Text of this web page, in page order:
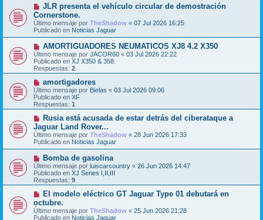
e
m
e
n
s
a
e
N
e
v
o
m
e
n
s
a
j
e
JLR presenta el vehículo circular de demostración
Cornerstone.
Último mensaje por TheShadow « 07 Jul 2026 16:25
Publicado en Noticias Jaguar
N
u
e
v
o
m
e
n
s
a
e
AMORTIGUADORES NEUMATICOS XJ8 4.2 X350
Último mensaje por JACOR60 « 03 Jul 2026 22:22
Publicado en XJ X350 & 358
Respuestas: 2
N
u
e
v
o
m
e
n
s
a
j
amortigadores
Último mensaje por Bielas « 03 Jul 2026 09:06
Publicado en XF
Respuestas: 1
N
e
v
o
m
n
s
a
j
Rusia está acusada de estar detrás del ciberataque a
Jaguar Land Rover...
Último mensaje por TheShadow « 28 Jun 2026 17:33
Publicado en Noticias Jaguar
N
u
e
v
o
m
e
n
s
Bomba de gasolina
Último mensaje por luiscarcountry « 26 Jun 2026 14:47
Publicado en XJ Series I,II,III
Respuestas: 9
N
u
e
v
El modelo eléctrico GT Jaguar Type 01 debutará en
octubre.
Último mensaje por TheShadow « 25 Jun 2026 21:28
Publicado en Noticias Jaguar